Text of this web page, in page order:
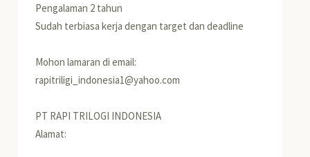
Pengalaman 2 tahun
Sudah terbiasa kerja dengan target dan deadline
Mohon lamaran di email:
rapitriligi_indonesia1@yahoo.com
PT RAPI TRILOGI INDONESIA
Alamat: